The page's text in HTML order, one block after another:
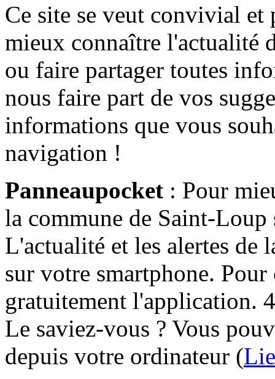
Ce site se veut convivial et
mieux connaître l'actualité
ou faire partager toutes
nous faire part de vos
informations que vous
navigation !
Panneaupocket : Pour
la commune de Saint-Loup
L'actualité et les alertes de
sur votre smartphone.
gratuitement l'application.
Le saviez-vous ? Vous
depuis votre ordinateur (